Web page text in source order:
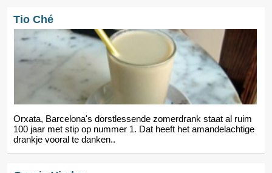
Tio Ché
Orxata, Barcelona's dorstlessende zomerdrank staat al ruim
100 jaar met stip op nummer 1. Dat heeft het amandelachtige
drankje vooral te danken..